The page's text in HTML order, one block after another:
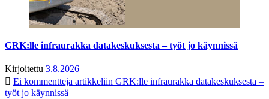
GRK:lle infraurakka datakeskuksesta – työt jo käynnissä
Kirjoitettu 3.8.2026
Ei kommentteja artikkeliin GRK:lle infraurakka datakeskuksesta –
työt jo käynnissä